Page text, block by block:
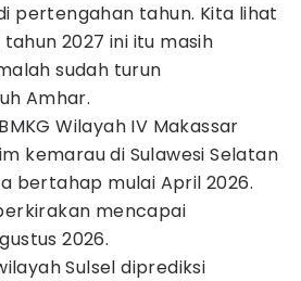
pertengahan tahun. Kita lihat
2027 ini itu masih
sudah turun
Amhar.
Wilayah IV Makassar
kemarau di Sulawesi Selatan
bertahap mulai April 2026.
mencapai
2026.
Sulsel diprediksi